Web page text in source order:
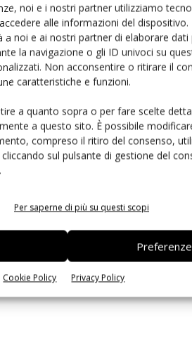
noi e i nostri partner utilizziamo
alle informazioni del dispositivo.
noi e ai nostri partner di elaborare dati
la navigazione o gli ID univoci su
Non acconsentire o ritirare il
caratteristiche e funzioni.
a quanto sopra o per fare scelte
a questo sito. È possibile
compreso il ritiro del consenso,
sul pulsante di gestione del
Per saperne di più su questi scopi
Preferenze
Cookie Policy Privacy Policy
elettrica sempre disponibili
Banner
Luce - 6 Luglio 2021
di sicurezza firmate Turck Banner